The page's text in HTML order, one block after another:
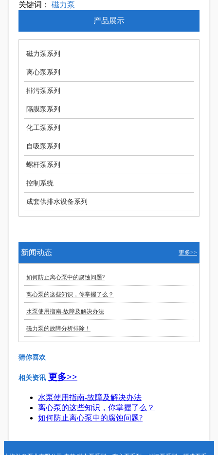
关键词： 磁力泵
产品展示
磁力泵系列
离心泵系列
排污泵系列
隔膜泵系列
化工泵系列
自吸泵系列
螺杆泵系列
控制系统
成套供排水设备系列
新闻动态 更多>>
如何防止离心泵中的腐蚀问题?
离心泵的这些知识，你掌握了么？
水泵使用指南-故障及解决办法
磁力泵的故障分析排除！
猜你喜欢
相关资讯 更多>>
水泵使用指南-故障及解决办法
离心泵的这些知识，你掌握了么？
如何防止离心泵中的腐蚀问题?